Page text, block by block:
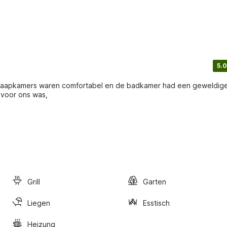
5.0
waren comfortabel en de badkamer had een
ons was,
Grill Garten
Liegen Esstisch
Heizung